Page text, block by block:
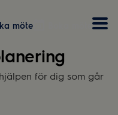
möte
för dig som går